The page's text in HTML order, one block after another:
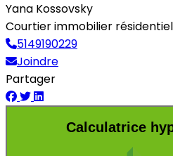
Yana Kossovsky
Courtier immobilier
5149190229
Joindre
Partager
Calculatrice